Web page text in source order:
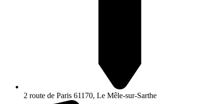
2 route de Paris 61170, Le Mêle-sur-Sarthe